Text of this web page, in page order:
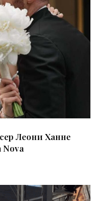
Леони Ханне